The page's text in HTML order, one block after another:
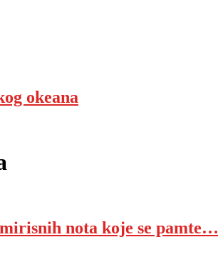
okeana
nota koje se pamte…